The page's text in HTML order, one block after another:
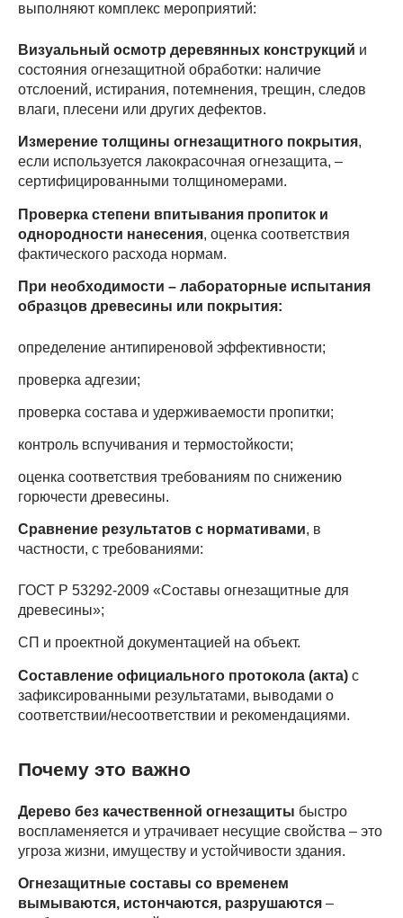
выполняют комплекс мероприятий:
Визуальный осмотр деревянных конструкций и
состояния огнезащитной обработки: наличие
отслоений, истирания, потемнения, трещин, следов
влаги, плесени или других дефектов.
Измерение толщины огнезащитного покрытия,
если используется лакокрасочная огнезащита, –
сертифицированными толщиномерами.
Проверка степени впитывания пропиток и
однородности нанесения, оценка соответствия
фактического расхода нормам.
При необходимости – лабораторные испытания
образцов древесины или покрытия:
определение антипиреновой эффективности;
проверка адгезии;
проверка состава и удерживаемости пропитки;
контроль вспучивания и термостойкости;
оценка соответствия требованиям по снижению
горючести древесины.
Сравнение результатов с нормативами, в
частности, с требованиями:
ГОСТ Р 53292-2009 «Составы огнезащитные для
древесины»;
СП и проектной документацией на объект.
Составление официального протокола (акта) с
зафиксированными результатами, выводами о
соответствии/несоответствии и рекомендациями.
Почему это важно
Дерево без качественной огнезащиты быстро
воспламеняется и утрачивает несущие свойства – это
угроза жизни, имуществу и устойчивости здания.
Огнезащитные составы со временем
вымываются, истончаются, разрушаются –